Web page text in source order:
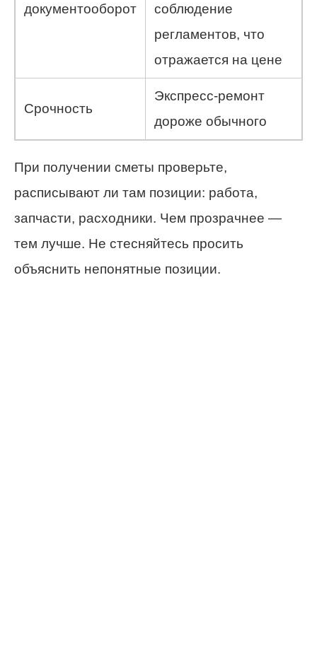
документооборот
соблюдение
регламентов, что
отражается на цене
Срочность
Экспресс-ремонт
дороже обычного
При получении сметы проверьте,
расписывают ли там позиции: работа,
запчасти, расходники. Чем прозрачнее —
тем лучше. Не стесняйтесь просить
объяснить непонятные позиции.